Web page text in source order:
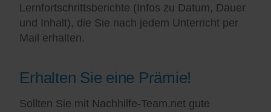
Lernfortschrittsberichte (Infos zu Datum, Dauer
und Inhalt), die Sie nach jedem Unterricht per
Mail erhalten.
Erhalten Sie eine Prämie!
Sollten Sie mit Nachhilfe-Team.net gute